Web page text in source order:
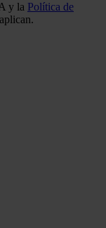
y la Política de